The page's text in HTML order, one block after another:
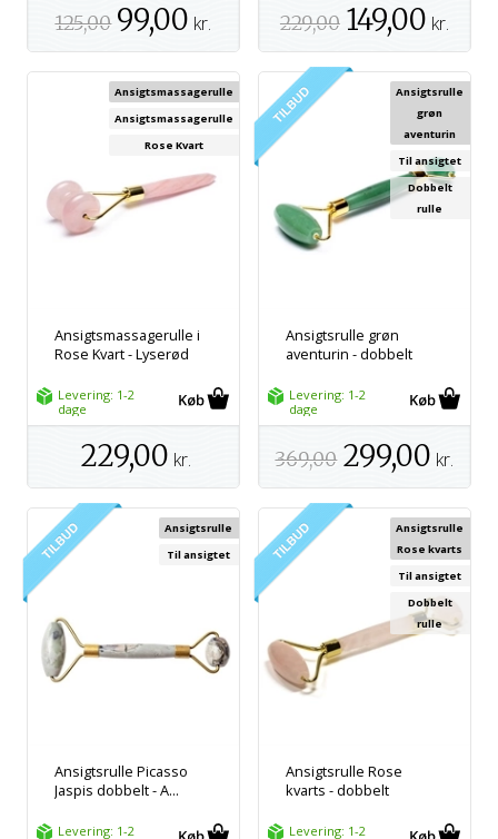
125,00 99,00 kr. 229,00 149,00 kr.
Ansigtsmassagerulle i
Rose Kvart - Lyserød
Ansigtsmassagerulle
Ansigtsmassagerulle
Rose Kvart
Levering: 1-2
dage
229,00 kr.
Ansigtsrulle grøn
aventurin - dobbelt
Ansigtsrulle
grøn
aventurin
Til ansigtet
Dobbelt
rulle
Levering: 1-2
dage
369,00 299,00 kr.
Ansigtsrulle Picasso
Jaspis dobbelt - A...
Ansigtsrulle
Til ansigtet
Levering: 1-2
Ansigtsrulle Rose
kvarts - dobbelt
Ansigtsrulle
Rose kvarts
Til ansigtet
Dobbelt
rulle
Levering: 1-2